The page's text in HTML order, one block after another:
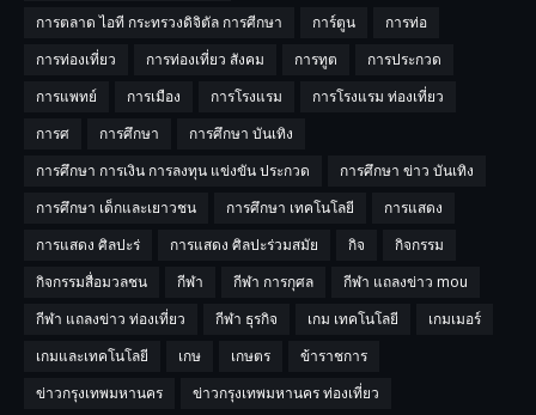
การตลาด ไอที กระทรวงดิจิตัล การศีกษา
การ์ตูน
การท่อ
การท่องเที่ยว
การท่องเที่ยว สังคม การทูต
การประกวด
การแพทย์
การเมือง การโรงแรม
การโรงแรม ท่องเที่ยว
การศ
การศึกษา
การศึกษา บันเทิง
การศึกษา การเงิน การลงทุน แข่งขัน ประกวด
การศึกษา ข่าว บันเทิง
การศึกษา เด็กและเยาวชน
การศึกษา เทคโนโลยี
การแสดง
การแสดง ศิลปะร่
การแสดง ศิลปะร่วมสมัย กิจ
กิจกรรม
กิจกรรมสื่อมวลชน
กีฬา กีฬา การกุศล
กีฬา แถลงข่าว mou
กีฬา แถลงข่าว ท่องเที่ยว
กีฬา ธุรกิจ เกม เทคโนโลยี
เกมเมอร์
เกมและเทคโนโลยี
เกษ เกษตร
ข้าราชการ
ข่าวกรุงเทพมหานคร
ข่าวกรุงเทพมหานคร ท่องเที่ยว